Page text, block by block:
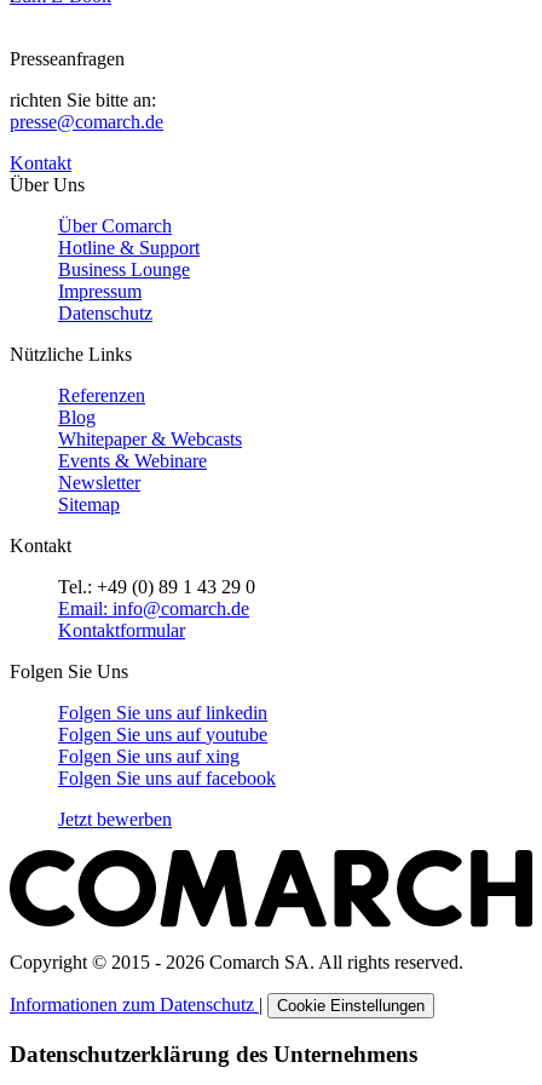
Presseanfragen
richten Sie bitte an:
presse@comarch.de
Kontakt
Über Uns
Über Comarch
Hotline & Support
Business Lounge
Impressum
Datenschutz
Nützliche Links
Referenzen
Blog
Whitepaper & Webcasts
Events & Webinare
Newsletter
Sitemap
Kontakt
Tel.: +49 (0) 89 1 43 29 0
Email: info@comarch.de
Kontaktformular
Folgen Sie Uns
Folgen Sie uns auflinkedin
Folgen Sie uns aufyoutube
Folgen Sie uns aufxing
Folgen Sie uns auffacebook
Jetzt bewerben
Copyright © 2015 - 2026 Comarch SA. All rights reserved.
Informationen zum Datenschutz | Cookie Einstellungen
Datenschutzerklärung des Unternehmens